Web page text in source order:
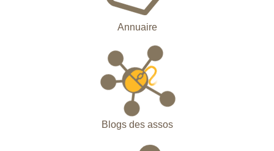
Annuaire
Blogs des assos